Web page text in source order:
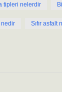
tipleri nelerdir
nedir Sıfır asfalt